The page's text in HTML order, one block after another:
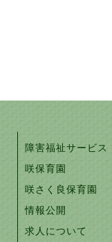
障害福祉サービス
咲保育園
咲さく良保育園
情報公開
求人について